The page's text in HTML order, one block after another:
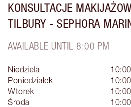
KONSULTACJE
TILBURY - SEPHORA
AVAILABLE UNTIL 8:00 PM
Niedziela
Poniedziałek
Wtorek
Środa